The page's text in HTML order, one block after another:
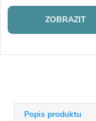
Popis produktu
ZOBRAZIT